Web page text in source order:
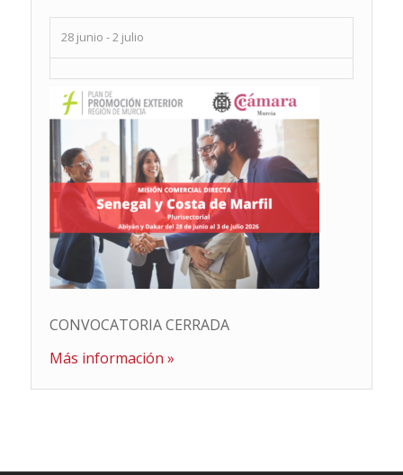
28 junio -2 julio
CONVOCATORIA CERRADA
Más información »